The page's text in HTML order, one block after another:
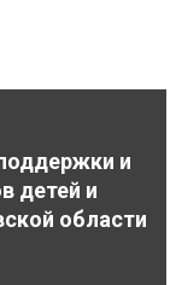
и
детей и
области